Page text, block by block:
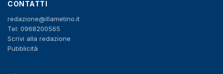
CONTATTI
redazione@illametino.it
Tel: 0968200565
Scrivi alla redazione
Pubblicità